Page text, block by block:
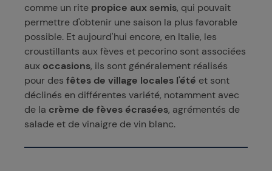
comme un rite propice aux semis, qui pouvait
permettre d'obtenir une saison la plus favorable
possible. Et aujourd'hui encore, en Italie, les
croustillants aux fèves et pecorino sont associées
aux occasions, ils sont généralement réalisés
pour des fêtes de village locales l'été et sont
déclinés en différentes variété, notamment avec
de la crème de fèves écrasées, agrémentés de
salade et de vinaigre de vin blanc.